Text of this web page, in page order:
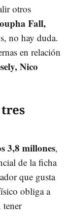
otros
Fall,
no hay duda.
en relación
Nico
3,8 millones,
de la ficha
que gusta
obliga a
tener